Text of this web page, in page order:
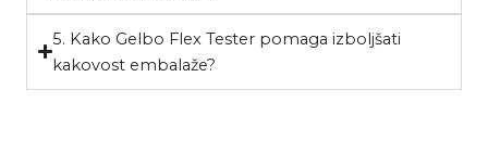
5. Kako Gelbo Flex Tester pomaga izboljšati
kakovost embalaže?